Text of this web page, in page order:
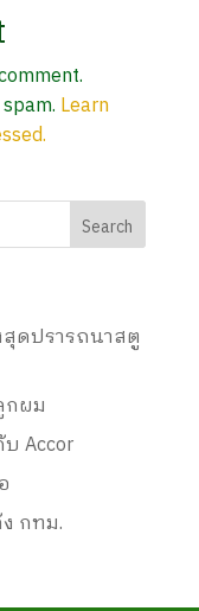
Learn
ดปรารถนาสตู
กผม
Accor
กทม.